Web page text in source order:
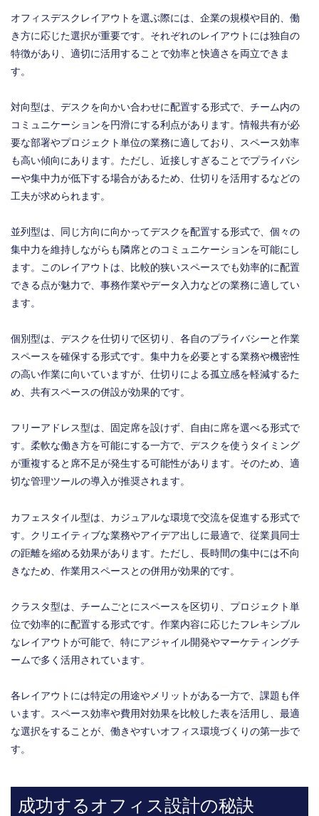
オフィスデスクレイアウトを選ぶ際には、企業の規模や目的、働
き方に応じた選択が重要です。それぞれのレイアウトには独自の
特徴があり、適切に活用することで効率と快適さを両立できま
す。
対向型は、デスクを向かい合わせに配置する形式で、チーム内の
コミュニケーションを円滑にする利点があります。情報共有が必
要な部署やプロジェクト単位の業務に適しており、スペース効率
も高い傾向にあります。ただし、近接しすぎることでプライバシ
ーや集中力が低下する場合があるため、仕切りを活用するなどの
工夫が求められます。
並列型は、同じ方向に向かってデスクを配置する形式で、個々の
集中力を維持しながらも隣席とのコミュニケーションを可能にし
ます。このレイアウトは、比較的狭いスペースでも効率的に配置
できる点が魅力で、事務作業やデータ入力などの業務に適してい
ます。
個別型は、デスクを仕切りで区切り、各自のプライバシーと作業
スペースを確保する形式です。集中力を必要とする業務や機密性
の高い作業に向いていますが、仕切りによる孤立感を軽減するた
め、共有スペースの併設が効果的です。
フリーアドレス型は、固定席を設けず、自由に席を選べる形式で
す。柔軟な働き方を可能にする一方で、デスクを使うタイミング
が重複すると席不足が発生する可能性があります。そのため、適
切な管理ツールの導入が推奨されます。
カフェスタイル型は、カジュアルな環境で交流を促進する形式で
す。クリエイティブな業務やアイデア出しに最適で、従業員同士
の距離を縮める効果があります。ただし、長時間の集中には不向
きなため、作業用スペースとの併用が効果的です。
クラスタ型は、チームごとにスペースを区切り、プロジェクト単
位で効率的に配置する形式です。作業内容に応じたフレキシブル
なレイアウトが可能で、特にアジャイル開発やマーケティングチ
ームで多く活用されています。
各レイアウトには特定の用途やメリットがある一方で、課題も伴
います。スペース効率や費用対効果を比較した表を活用し、最適
な選択をすることが、働きやすいオフィス環境づくりの第一歩で
す。
成功するオフィス設計の秘訣